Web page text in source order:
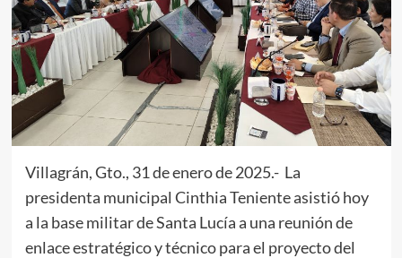
Villagrán, Gto., 31 de enero de 2025.- La
presidenta municipal Cinthia Teniente asistió hoy
a la base militar de Santa Lucía a una reunión de
enlace estratégico y técnico para el proyecto del